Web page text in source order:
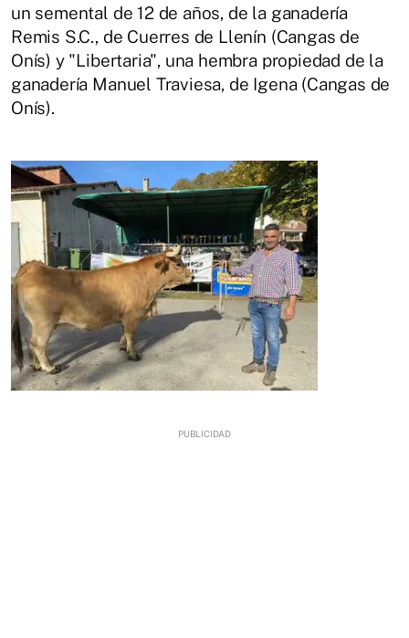
un semental de 12 de años, de la ganadería
Remis S.C., de Cuerres de Llenín (Cangas de
Onís) y "Libertaria", una hembra propiedad de la
ganadería Manuel Traviesa, de Igena (Cangas de
Onís).